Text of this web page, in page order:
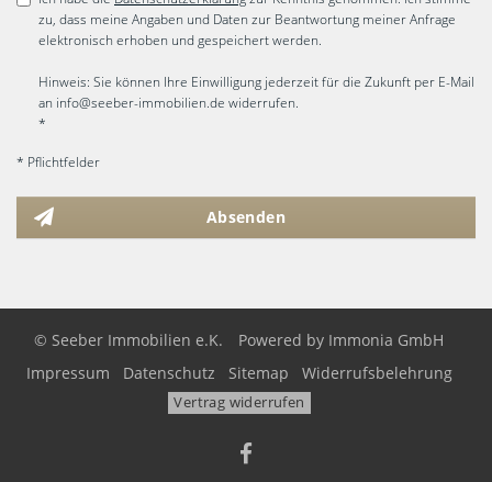
zu, dass meine Angaben und Daten zur Beantwortung meiner Anfrage
elektronisch erhoben und gespeichert werden.
Hinweis: Sie können Ihre Einwilligung jederzeit für die Zukunft per E-Mail
an info@seeber-immobilien.de widerrufen.
*
* Pflichtfelder
Absenden
© Seeber Immobilien e.K. Powered by Immonia GmbH
Impressum
Datenschutz Sitemap Widerrufsbelehrung
Vertrag widerrufen